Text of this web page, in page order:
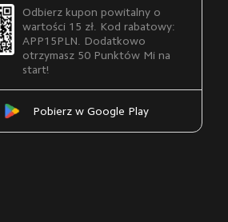
Odbierz kupon powitalny o
wartości 15 zł. Kod rabatowy:
APP15PLN. Dodatkowo
otrzymasz 50 Punktów Mi na
start!
Pobierz w Google Play